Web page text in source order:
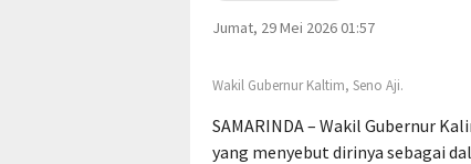
Jumat, 29 Mei 2026 01:57
Wakil Gubernur Kaltim, Seno Aji.
SAMARINDA – Wakil Gubernur
yang menyebut dirinya sebagai